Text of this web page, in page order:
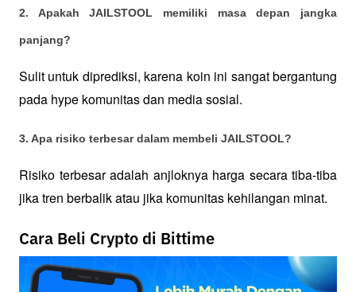
2. Apakah JAILSTOOL memiliki masa depan jangka
panjang?
Sulit untuk diprediksi, karena koin ini sangat bergantung
pada hype komunitas dan media sosial.
3. Apa risiko terbesar dalam membeli JAILSTOOL?
Risiko terbesar adalah anjloknya harga secara tiba-tiba
jika tren berbalik atau jika komunitas kehilangan minat.
Cara Beli Crypto di Bittime